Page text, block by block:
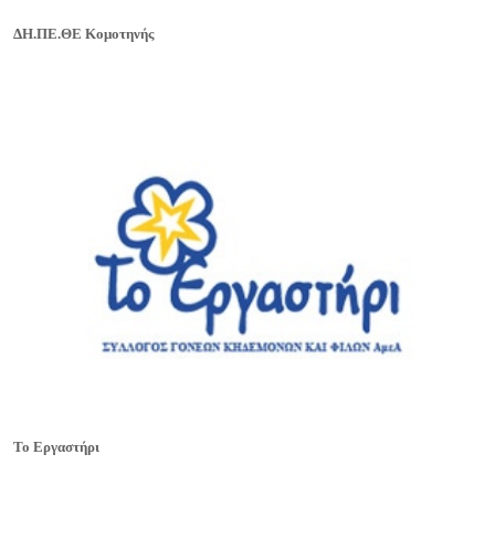
ΔΗ.ΠΕ.ΘΕ Κομοτηνής
Το Εργαστήρι